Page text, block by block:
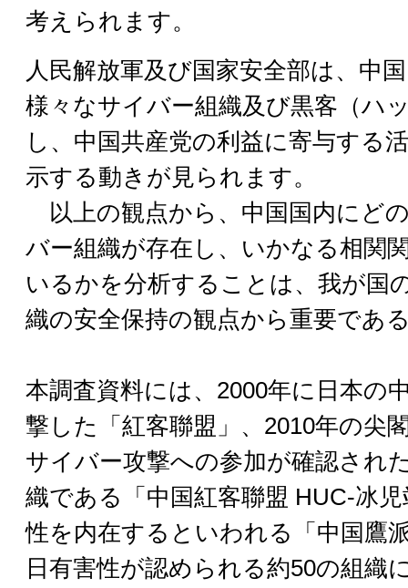
考えられます。
人民解放軍及び国家安全部は、中
様々なサイバー組織及び黒客（ハ
し、中国共産党の利益に寄与する
示する動きが見られます。
以上の観点から、中国国内にど
バー組織が存在し、いかなる相関
いるかを分析することは、我が国
織の安全保持の観点から重要であ
本調査資料には、2000年に日本の
撃した「紅客聯盟」、2010年の尖
サイバー攻撃への参加が確認され
織である「中国紅客聯盟 HUC-冰
性を内在するといわれる「中国鷹
日有害性が認められる約50の組織